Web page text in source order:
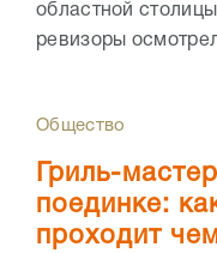
областной
ревизоры
Общество
Гриль-
поединке:
проходит